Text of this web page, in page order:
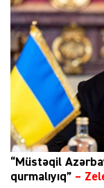
“Müstəqil
qurmalıyıq” –